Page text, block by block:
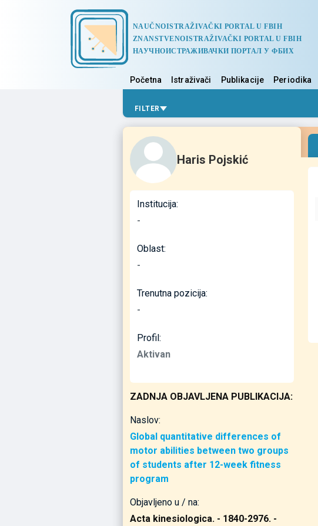
NAUČNOISTRAŽIVAČKI PORTAL U FBIH
ZNANSTVENOISTRAŽIVAČKI PORTAL U FBIH
НАУЧНОИСТРАЖИВАЧКИ ПОРТАЛ У ФБИХ
Početna Istraživači Publikacije Periodika
FILTER
Haris Pojskić
Institucija:
-
Oblast:
-
Trenutna pozicija:
-
Profil:
Aktivan
ZADNJA OBJAVLJENA PUBLIKACIJA:
Naslov:
Global quantitative differences of
motor abilities between two groups
of students after 12-week fitness
program
Objavljeno u / na:
Acta kinesiologica. - 1840-2976. -